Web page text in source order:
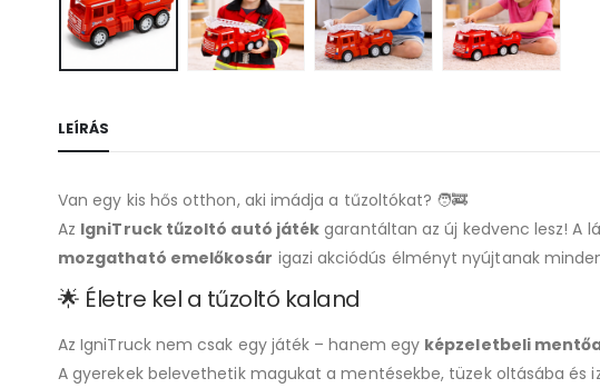
LEÍRÁS
Van egy kis hős otthon, aki imádja a tűzoltókat? 🧑‍🚒
Az IgniTruck tűzoltó autó játék garantáltan az új kedvenc lesz! A
mozgatható emelőkosár igazi akciódús élményt nyújtanak
🌟 Életre kel a tűzoltó kaland
Az IgniTruck nem csak egy játék – hanem egy képzeletbeli
A gyerekek belevethetik magukat a mentésekbe, tüzek oltásába és